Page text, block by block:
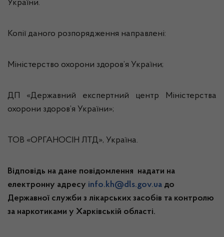
України.
Копії даного розпорядження направлені:
Міністерство охорони здоров’я України;
ДП «Державний експертний центр Міністерства
охорони здоров’я України»;
ТОВ «ОРГАНОСІН ЛТД», Україна.
Відповідь на дане повідомлення надати на
електронну адресу info.kh@dls.gov.ua до
Державної служби з лікарських засобів та контролю
за наркотиками у Харківській області.